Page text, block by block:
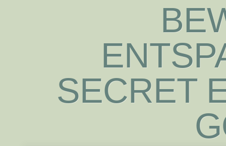
SECRET